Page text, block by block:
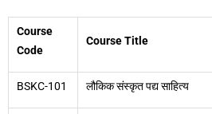
Course
Code
Course Title
BSKC-101 लौकिक संस्कृत पद्य साहित्य